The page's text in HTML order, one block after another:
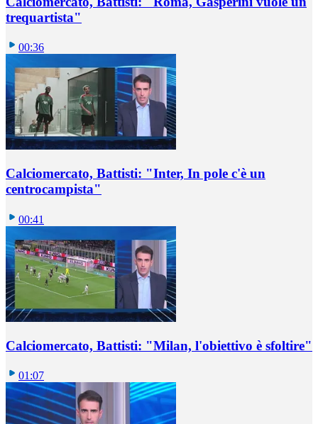
trequartista"
00:36
Calciomercato, Battisti: "Inter, In pole c'è un
centrocampista"
00:41
Calciomercato, Battisti: "Milan, l'obiettivo è sfoltire"
01:07